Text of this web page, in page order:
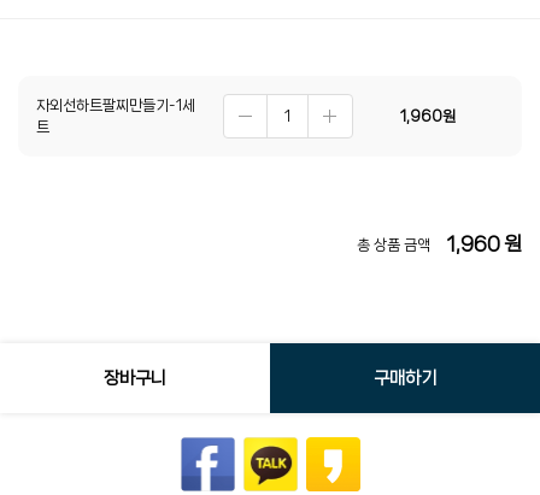
자외선하트팔찌만들기-1세
트
1,960원
총 상품 금액 1,960원
장바구니 구매하기